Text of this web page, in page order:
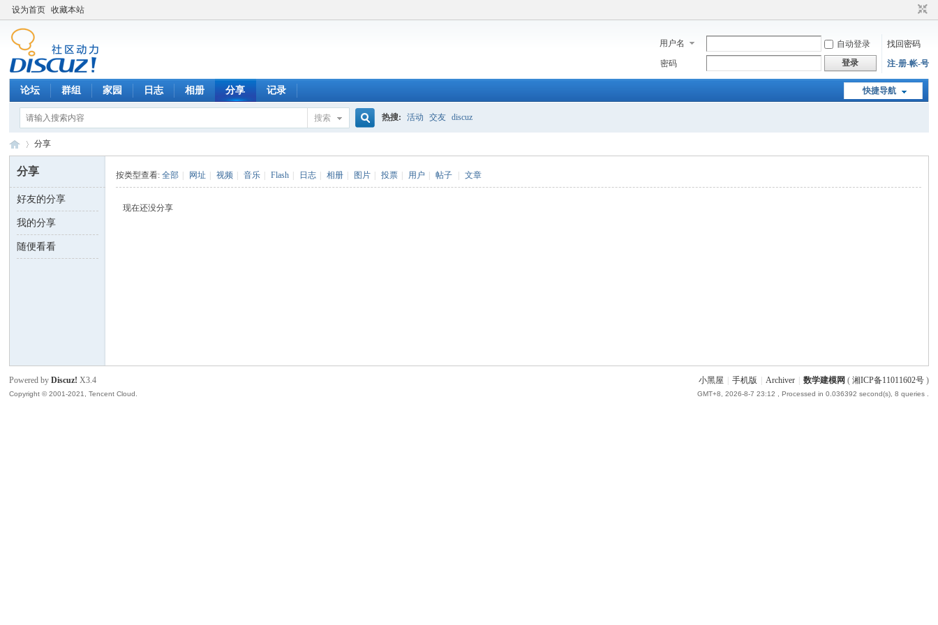
设为首页 收藏本站
用户名 自动登录
找回密码
密码
登录 注-册-帐-号
快捷导航
论坛 群组 家园 日志 相册 分享 记录
搜索 热搜: 活动 交友 discuz
数 ›
分享
分享
好友的分享
我的分享
随便看看
按类型查看:全部 网址 视频 音乐 Flash 日志 相册 图片 投票 用户 帖子 文章
现在还没分享
小黑屋 手机版 Archiver 数学建模网 ( 湘ICP备11011602号)
GMT+8, 2026-8-7 23:12 , Processed in 0.036392 second(s), 8 queries .
Powered byDiscuz! X3.4
Copyright © 2001-2021, Tencent Cloud.